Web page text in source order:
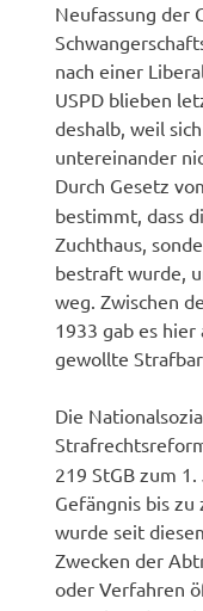
Neufassung der
nach einer
USPD blieben
deshalb, weil sich
untereinander
Durch Gesetz
bestimmt, dass
Zuchthaus,
bestraft wurde,
weg. Zwischen
1933 gab es
gewollte
Die
219 StGB zum
Gefängnis bis
wurde seit
Zwecken der
oder Verfahren